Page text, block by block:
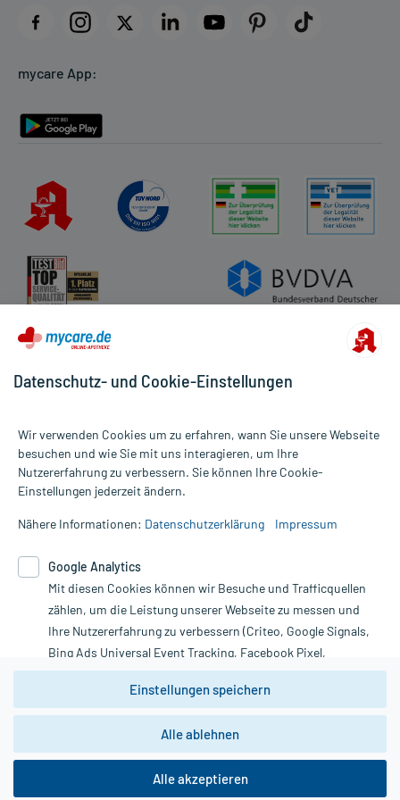
Datenschutz
Rückgabe/Widerruf
mycare App:
Alle Preise gelten inkl. MwSt., ggf. zzgl. Versandkosten
Informationen auf dieser Website werden ausschließlich für
die Untersuchung und Behandlung durch einen Arzt. Bitte
Therapien eingeleitet werden können. | Diese Webseite benutzt
Google Analytics. Lesen Sie bitte dazu die wichtigen Hinweise in
unserer Datenschutzerklärung. Für den Widerruf einer Bestellung
nutzen Sie das Formular:
Vertrag widerrufen
*Hinweise zu unseren Aktionen und Bewertungen
copyright @ 2026 Roland Helle e.K. - Versandapotheke - Alle Rechte vorbehalten
Datenschutz- und Cookie-Einstellungen
Wir verwenden Cookies um zu erfahren, wann Sie unsere Webseite
besuchen und wie Sie mit uns interagieren, um Ihre
Nutzererfahrung zu verbessern. Sie können Ihre Cookie-
Einstellungen jederzeit ändern.
Nähere Informationen: Datenschutzerklärung Impressum
Google Analytics
Mit diesen Cookies können wir Besuche und Trafficquellen
zählen, um die Leistung unserer Webseite zu messen und
Ihre Nutzererfahrung zu verbessern (Criteo, Google Signals,
Bing Ads Universal Event Tracking, Facebook Pixel,
Youtube-Social Plugin).
Wir weisen darauf hin, dass die
zwingend den Europäischen Anforderungen gem. EU-
DSGVO genügen und ein Datentransfer in Drittstaaten bzw.
Daten dort verarbeitet werden, kann nicht geprüft und
nachvollzogen werden.
Einstellungen speichern
Alle ablehnen
Alle akzeptieren